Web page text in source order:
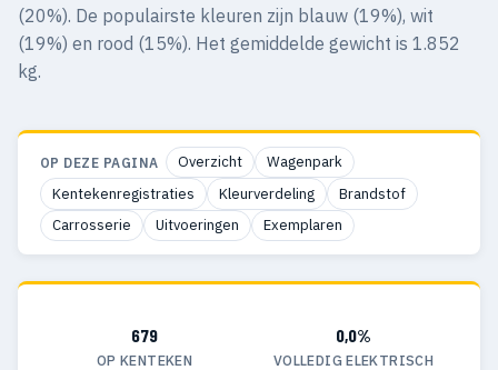
(20%). De populairste kleuren zijn blauw (19%), wit
(19%) en rood (15%). Het gemiddelde gewicht is 1.852
kg.
OP DEZE PAGINA Overzicht
Wagenpark
Kentekenregistraties
Kleurverdeling
Brandstof
Carrosserie
Uitvoeringen Exemplaren
679
OP KENTEKEN
0,0%
VOLLEDIG ELEKTRISCH